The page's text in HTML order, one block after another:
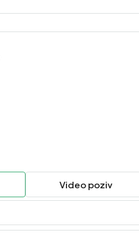
Video poziv